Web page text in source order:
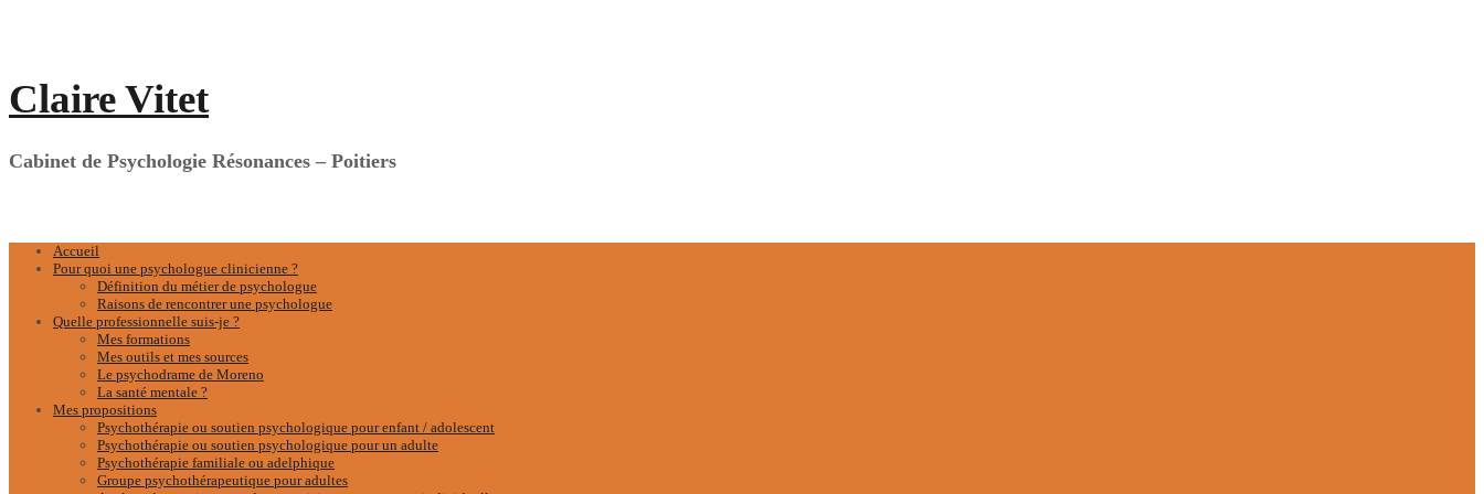
Claire Vitet
Cabinet de Psychologie Résonances – Poitiers
Accueil
Pour quoi une psychologue clinicienne ?
Définition du métier de psychologue
Raisons de rencontrer une psychologue
Quelle professionnelle suis-je ?
Mes formations
Mes outils et mes sources
Le psychodrame de Moreno
La santé mentale ?
Mes propositions
Psychothérapie ou soutien psychologique pour enfant / adolescent
Psychothérapie ou soutien psychologique pour un adulte
Psychothérapie familiale ou adelphique
Groupe psychothérapeutique pour adultes